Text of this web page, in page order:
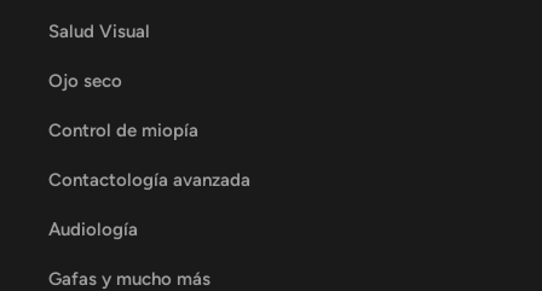
Salud Visual
Ojo seco
Control de miopía
Contactología avanzada
Audiología
Gafas y mucho más